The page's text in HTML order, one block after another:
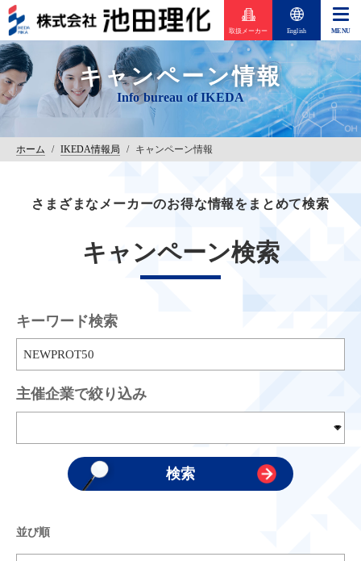
取扱メーカー English
キャンペーン情報
ホーム / IKEDA情報局 / キャンペーン情報
さまざまなメーカーのお得な情報をまとめて検索
キャンペーン検索
キーワード検索
主催企業で絞り込み
並び順